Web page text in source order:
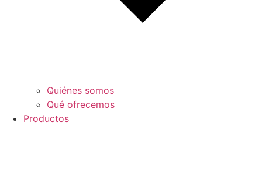
Quiénes somos
Qué ofrecemos
Productos